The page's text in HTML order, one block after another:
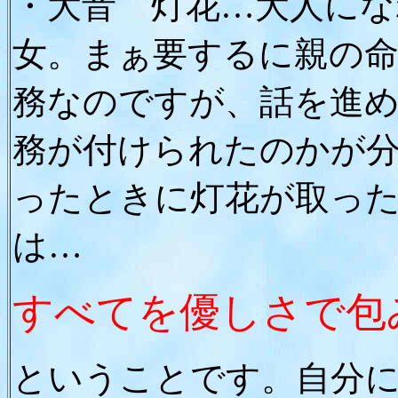
女。まぁ要するに親の
務なのですが、話を進
務が付けられたのかが
ったときに灯花が取っ
は…
すべてを優しさで包
ということです。自分